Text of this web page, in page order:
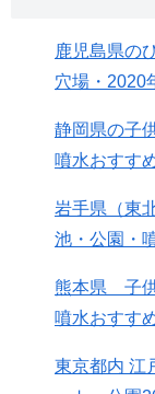
鹿児島県の
穴場・2020
静岡県の子
噴水おすす
岩手県（東
池・公園・
熊本県 子供
噴水おすす
東京都内 江